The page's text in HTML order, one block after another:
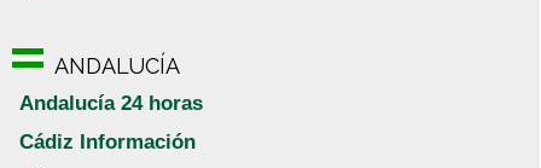
ANDALUCÍA
Andalucía 24 horas
Cádiz Información